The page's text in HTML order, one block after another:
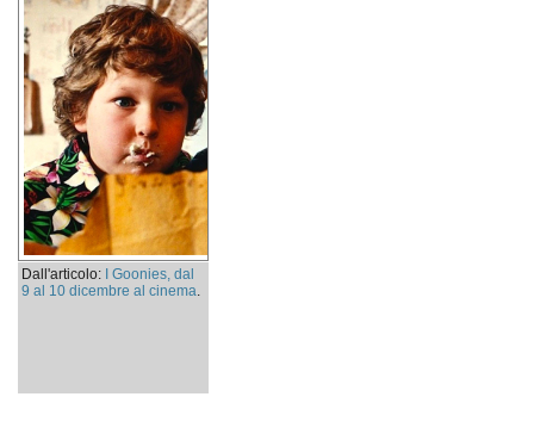
Dall'articolo:
I Goonies, dal
9 al 10 dicembre al cinema.